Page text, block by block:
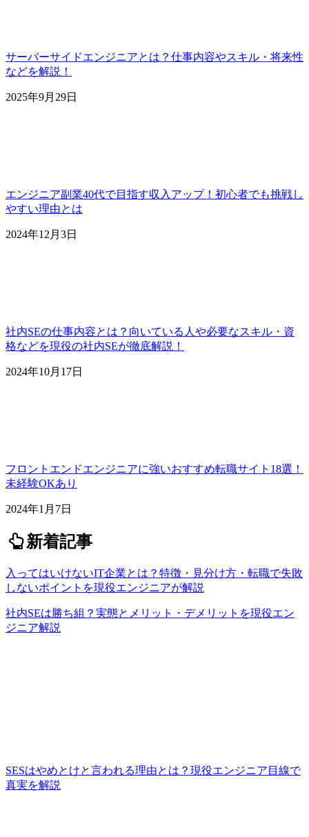
サーバーサイドエンジニアとは？仕事内容やスキル・将来性
などを解説！
2025年9月29日
エンジニア副業40代で目指す収入アップ！初心者でも挑戦し
やすい理由とは
2024年12月3日
社内SEの仕事内容とは？向いている人や必要なスキル・資
格などを現役の社内SEが徹底解説！
2024年10月17日
フロントエンドエンジニアに強いおすすめ転職サイト18選！
未経験OKあり
2024年1月7日
新着記事
入ってはいけないIT企業とは？特徴・見分け方・転職で失敗
しないポイントを現役エンジニアが解説
社内SEは勝ち組？実態とメリット・デメリットを現役エン
ジニア解説
SESはやめとけと言われる理由とは？現役エンジニア目線で
真実を解説